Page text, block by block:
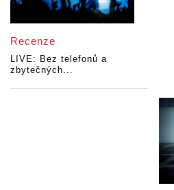
Recenze
LIVE: Bez telefonů a
zbytečných...